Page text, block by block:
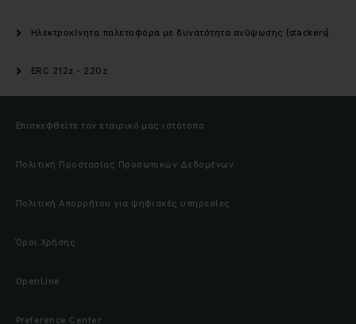
Ηλεκτροκίνητα παλετοφόρα με δυνατότητα ανύψωσης (stackers)
ERC 212z - 220z
Επισκεφθείτε τον εταιρικό μας ιστότοπο
Πολιτική Προστασίας Προσωπικών Δεδομένων
Πολιτική Απορρήτου για ψηφιακές υπηρεσίες
Όροι Χρήσης
OpenLine
Preference Center